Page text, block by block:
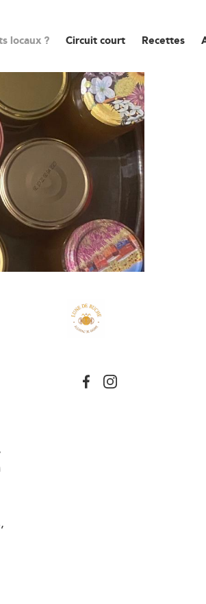
locaux ? Circuit court Recettes